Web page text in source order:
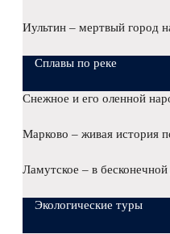
Иультин – мертвый город
Сплавы по реке
Снежное и его оленной
Марково – живая история
Ламутское – в
Экологические туры